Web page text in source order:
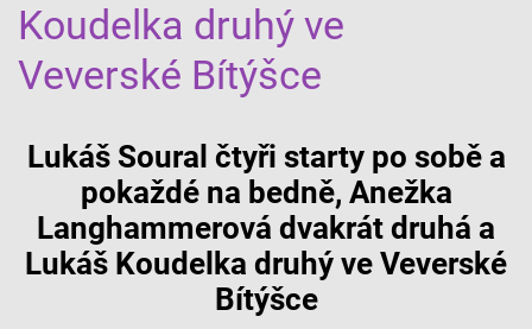
Koudelka druhý ve
Veverské Bítýšce
Lukáš Soural čtyři starty po sobě a
pokaždé na bedně, Anežka
Langhammerová dvakrát druhá a
Lukáš Koudelka druhý ve Veverské
Bítýšce